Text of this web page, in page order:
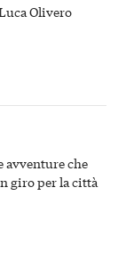
Olivero
avventure che
giro per la città